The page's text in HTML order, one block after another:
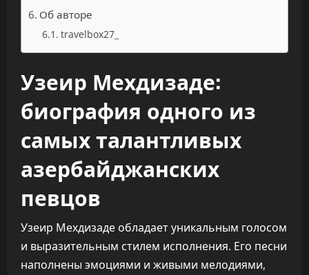
Об авторе
travelbox27_
Узеир Мехдизаде:
биография одного из
самых талантливых
азербайджанских
певцов
Узеир Мехдизаде обладает уникальным голосом
и выразительным стилем исполнения. Его песни
наполнены эмоциями и живыми мелодиями,